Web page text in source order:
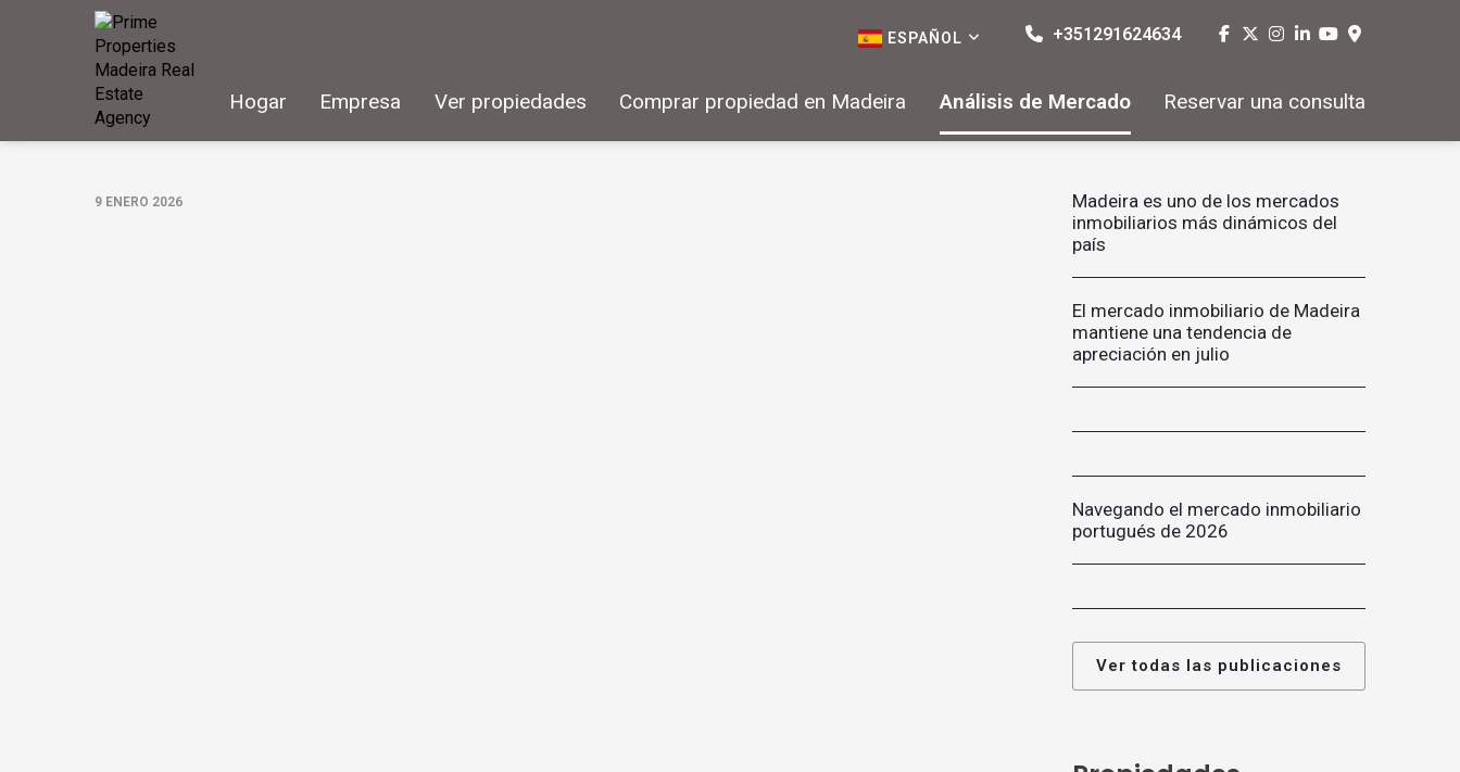
ESPAÑOL +351291624634
Hogar Empresa Ver propiedades Comprar propiedad en Madeira Análisis de Mercado Reservar una consulta
9 ENERO 2026
Madeira es uno de los mercados
inmobiliarios más dinámicos del
país
El mercado inmobiliario de Madeira
mantiene una tendencia de
apreciación en julio
Navegando el mercado inmobiliario
portugués de 2026
Ver todas las publicaciones